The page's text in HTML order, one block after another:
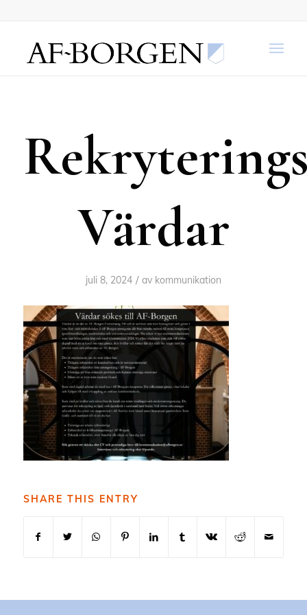
Värdar
juli 8, 2024 / av kommunikation
SHARE THIS ENTRY